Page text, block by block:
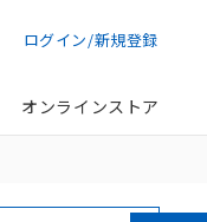
ログイン/新規登録
オンラインストア